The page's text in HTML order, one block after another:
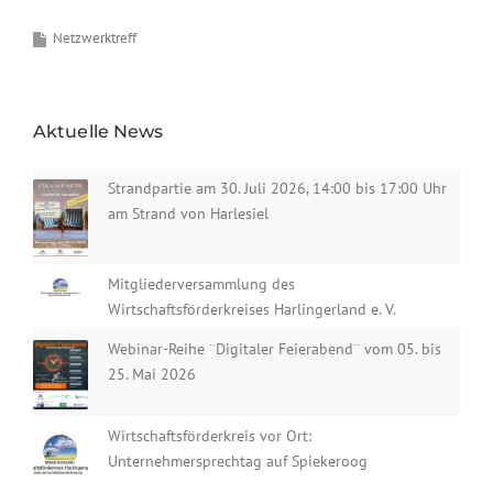
Netzwerktreff
Aktuelle News
Strandpartie am 30. Juli 2026, 14:00 bis 17:00 Uhr
am Strand von Harlesiel
Mitgliederversammlung des
Wirtschaftsförderkreises Harlingerland e. V.
Webinar-Reihe ¨Digitaler Feierabend¨ vom 05. bis
25. Mai 2026
Wirtschaftsförderkreis vor Ort:
Unternehmersprechtag auf Spiekeroog